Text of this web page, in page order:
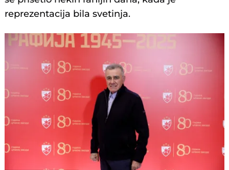
reprezentacija bila svetinja.